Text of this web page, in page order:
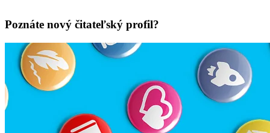
Poznáte nový čitateľský profil?